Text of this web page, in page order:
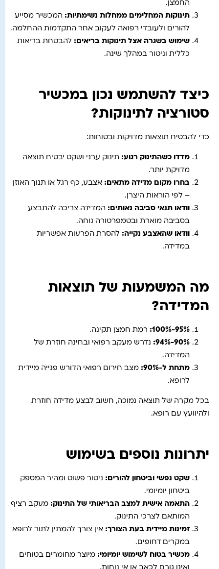
החמצן.
תינוקות המחלימים ממחלות נשימתיות: המכשיר מסייע
להורים ולעובדי רפואה לעקוב אחר התקדמות ההחלמה.
שימוש בשגרה אצל תינוקות בריאים: להבטחת בריאות
כללית וניטור במהלך שינה.
כיצד להשתמש נכון במכשיר
סטורציה לתינוקות?
כדי להבטיח תוצאות מדויקות ובטוחות:
מדדו כשהתינוק רגוע: תינוק ערני ושקט יבטיח תוצאה
מדויקת יותר.
בחרו מקום מדידה מתאים : אצבע, כף רגל או תנוך האוזן
– לפי הוראות היצרן.
וודאו תנאי סביבה נאותים : המדידה צריכה להתבצע
בסביבה מוארת ובטמפרטורה נוחה.
וודאו שהאצבע נקייה: להסרת הפרעות אפשריות
במדידה.
מה המשמעות של תוצאות
המדידה?
95%-100%:
רמת חמצן תקינה.
90%-94%:
נדרש מעקב רפואי ובחינה חוזרת של
המדידה.
מתחת ל-90%
: מצב חירום רפואי הדורש פנייה מיידית
לרופא.
בכל מקרה של תוצאה נמוכה, חשוב לבצע מדידה חוזרת
ולהיוועץ עם רופא.
יתרונות נוספים בשימוש
שקט נפשי וביטחון להורים : ניטור פשוט ומהיר המספק
ביטחון יומיומי.
התאמה אישית למצב הבריאותי של התינוק: מעקב רציף
המותאם לצרכי התינוק.
זמינות מיידית בעת הצורך: אין צורך להמתין לתור לרופא
במקרים דחופים.
מכשיר בטוח לשימוש יומיומי: מיוצר מחומרים בטוחים